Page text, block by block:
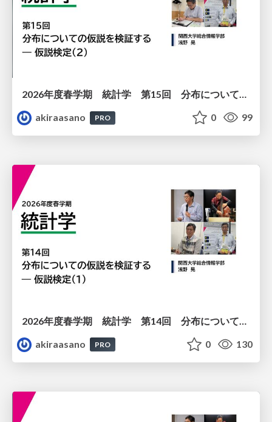
2026年度春学期 統計学 第15回 分布についての仮説を検証する ― 仮説検定（２） (2026. 7. 9)
akiraasano
PRO 0 99
akiraasano
PRO 0 130